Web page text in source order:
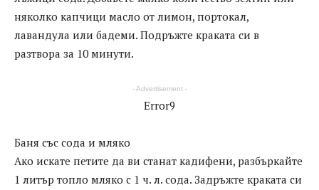
няколко капчици масло от лимон, портокал,
лавандула или бадеми. Подръжте краката си в
разтвора за 10 минути.
- Advertisement -
Error9
Баня със сода и мляко
Ако искате петите да ви станат кадифени, разбъркайте
1 литър топло мляко с 1 ч. л. сода. Задръжте краката си